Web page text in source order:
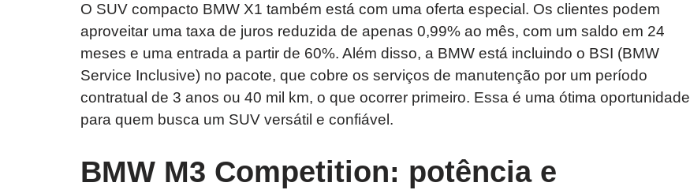
O SUV compacto BMW X1 também está com uma oferta especial. Os clientes podem
aproveitar uma taxa de juros reduzida de apenas 0,99% ao mês, com um saldo em 24
meses e uma entrada a partir de 60%. Além disso, a BMW está incluindo o BSI (BMW
Service Inclusive) no pacote, que cobre os serviços de manutenção por um período
contratual de 3 anos ou 40 mil km, o que ocorrer primeiro. Essa é uma ótima oportunidade
para quem busca um SUV versátil e confiável.
BMW M3 Competition: potência e